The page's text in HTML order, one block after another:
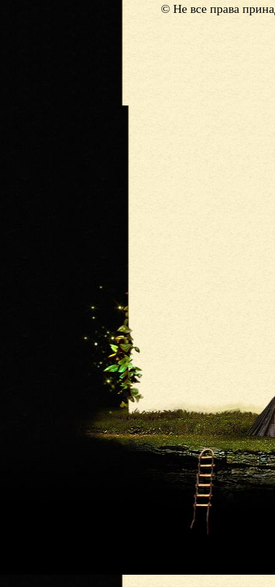
© Не все права